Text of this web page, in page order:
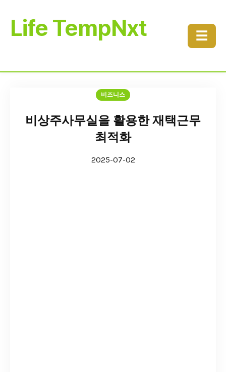
Life TempNxt ☰
비즈니스
비상주사무실을 활용한 재택근무
최적화
2025-07-02